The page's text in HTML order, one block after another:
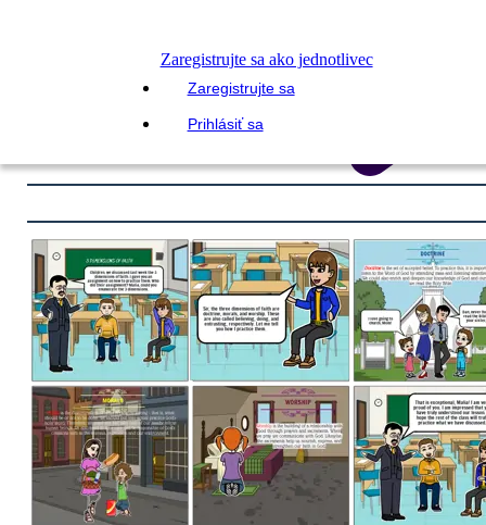
Zaregistrujte sa ako jednotlivec
Zaregistrujte sa
Prihlásiť sa